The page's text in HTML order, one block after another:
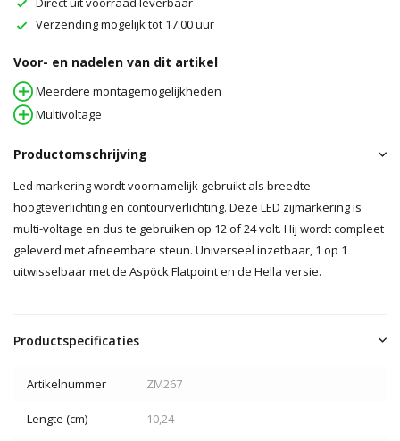
Verzending mogelijk tot 17:00 uur
Voor- en nadelen van dit artikel
Meerdere montagemogelijkheden
Multivoltage
Productomschrijving
Led markering wordt voornamelijk gebruikt als breedte-
hoogteverlichting en contourverlichting. Deze LED zijmarkering is
multi-voltage en dus te gebruiken op 12 of 24 volt. Hij wordt compleet
geleverd met afneembare steun. Universeel inzetbaar, 1 op 1
uitwisselbaar met de Aspöck Flatpoint en de Hella versie.
Productspecificaties
Artikelnummer ZM267
Lengte (cm) 10,24